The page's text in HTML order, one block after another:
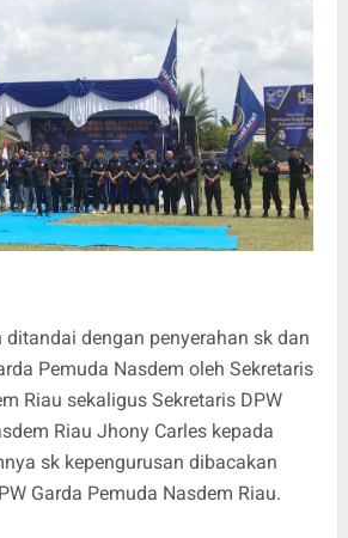
ditandai dengan penyerahan sk dan
Pemuda Nasdem oleh Sekretaris
Riau sekaligus Sekretaris DPW
Riau Jhony Carles kepada
sk kepengurusan dibacakan
Garda Pemuda Nasdem Riau.